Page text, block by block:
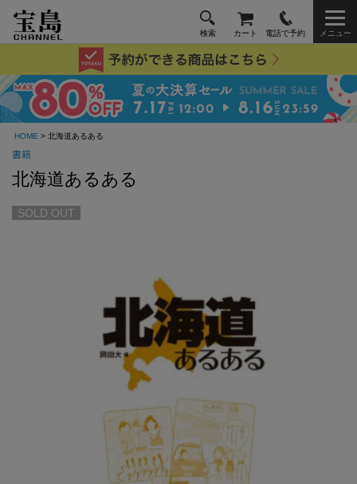
検索 カート 電話で予約 メニュー
HOME > 北海道あるある
書籍
北海道あるある
SOLD OUT